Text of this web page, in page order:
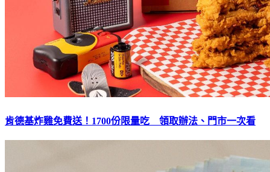
肯德基炸雞免費送！1700份限量吃 領取辦法、門市一次看